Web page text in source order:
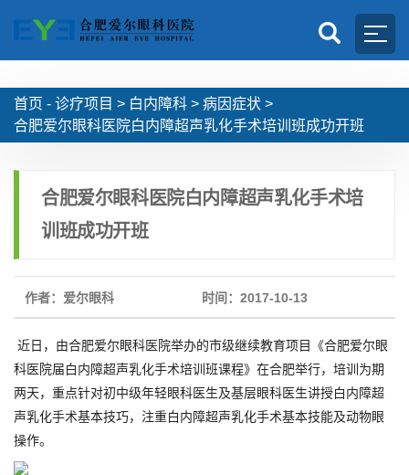
首页 - 诊疗项目 > 白内障科 > 病因症状 >
合肥爱尔眼科医院白内障超声乳化手术培训班成功开班
合肥爱尔眼科医院白内障超声乳化手术培
训班成功开班
作者：爱尔眼科 时间：2017-10-13
近日，由合肥爱尔眼科医院举办的市级继续教育项目《合肥爱尔眼
科医院届白内障超声乳化手术培训班课程》在合肥举行，培训为期
两天，重点针对初中级年轻眼科医生及基层眼科医生讲授白内障超
声乳化手术基本技巧，注重白内障超声乳化手术基本技能及动物眼
操作。